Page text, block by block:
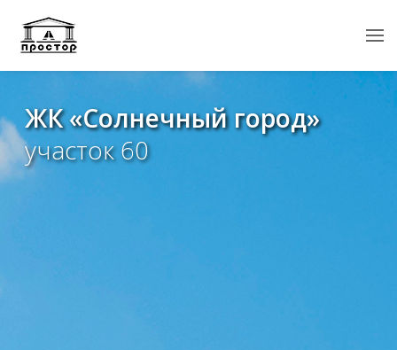
ЖК «Солнечный город»
участок 60